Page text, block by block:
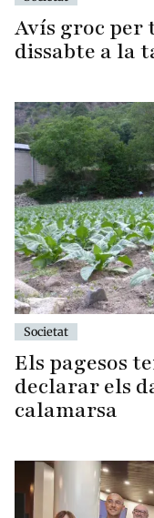
Avís groc per
dissabte a la
Societat
Els pagesos
declarar els
calamarsa